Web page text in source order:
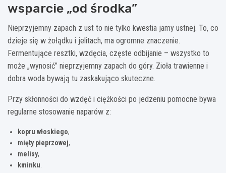
wsparcie „od środka”
Nieprzyjemny zapach z ust to nie tylko kwestia jamy ustnej. To, co
dzieje się w żołądku i jelitach, ma ogromne znaczenie.
Fermentujące resztki, wzdęcia, częste odbijanie – wszystko to
może „wynosić” nieprzyjemny zapach do góry. Zioła trawienne i
dobra woda bywają tu zaskakująco skuteczne.
Przy skłonności do wzdęć i ciężkości po jedzeniu pomocne bywa
regularne stosowanie naparów z:
kopru włoskiego,
mięty pieprzowej,
melisy,
kminku